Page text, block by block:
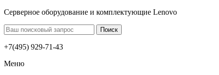
Серверное оборудование и комплектующие Lenovo
+7(495) 929-71-43
Меню